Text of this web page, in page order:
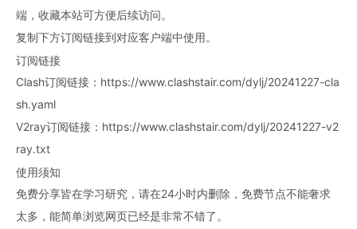
端，收藏本站可方便后续访问。
复制下方订阅链接到对应客户端中使用。
订阅链接
Clash订阅链接：https://www.clashstair.com/dylj/20241227-cla
sh.yaml
V2ray订阅链接：https://www.clashstair.com/dylj/20241227-v2
ray.txt
使用须知
免费分享皆在学习研究，请在24小时内删除，免费节点不能奢求
太多，能简单浏览网页已经是非常不错了。